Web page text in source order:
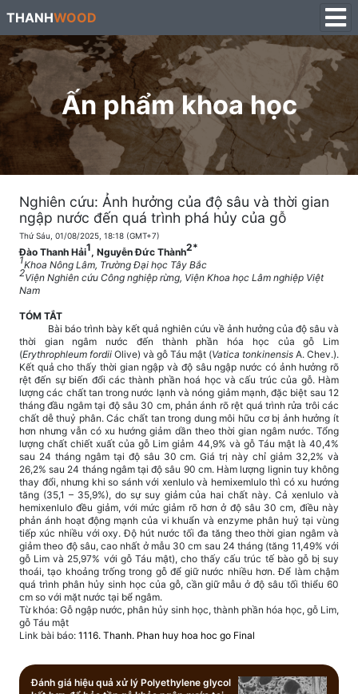
THANHWOOD
Ấn phẩm khoa học
Nghiên cứu: Ảnh hưởng của độ sâu và thời gian
ngập nước đến quá trình phá hủy của gỗ
Thứ Sáu, 01/08/2025, 18:18 (GMT+7)
Đào Thanh Hải1, Nguyễn Đức Thành2*
1Khoa Nông Lâm, Trường Đại học Tây Bắc
2Viện Nghiên cứu Công nghiệp rừng, Viện Khoa học Lâm nghiệp Việt
Nam
TÓM TẮT
Bài báo trình bày kết quả nghiên cứu về ảnh hưởng của độ sâu và
thời gian ngâm nước đến thành phần hóa học của gỗ Lim
(Erythrophleum fordii Olive) và gỗ Táu mật (Vatica tonkinensis A. Chev.).
Kết quả cho thấy thời gian ngập và độ sâu ngập nước có ảnh hưởng rõ
rệt đến sự biến đổi các thành phần hoá học và cấu trúc của gỗ. Hàm
lượng các chất tan trong nước lạnh và nóng giảm mạnh, đặc biệt sau 12
tháng đầu ngâm tại độ sâu 30 cm, phản ánh rõ rệt quá trình rửa trôi các
chất dễ thuỷ phân. Các chất tan trong dung môi hữu cơ bị ảnh hưởng ít
hơn nhưng vẫn có xu hướng giảm dần theo thời gian ngâm nước. Tổng
lượng chất chiết xuất của gỗ Lim giảm 44,9% và gỗ Táu mật là 40,4%
sau 24 tháng ngâm tại độ sâu 30 cm. Giá trị này chỉ giảm 32,2% và
26,2% sau 24 tháng ngâm tại độ sâu 90 cm. Hàm lượng lignin tuy không
thay đổi, nhưng khi so sánh với xenlulo và hemixemlulo thì có xu hướng
tăng (35,1 – 35,9%), do sự suy giảm của hai chất này. Cả xenlulo và
hemixenlulo đều giảm, với mức giảm rõ hơn ở độ sâu 30 cm, điều này
phản ánh hoạt động mạnh của vi khuẩn và enzyme phân huỷ tại vùng
tiếp xúc nhiều với oxy. Độ hút nước tối đa tăng theo thời gian ngâm và
giảm theo độ sâu, cao nhất ở mẫu 30 cm sau 24 tháng (tăng 11,49% với
gỗ Lim và 25,97% với gỗ Táu mật), cho thấy cấu trúc tế bào gỗ bị suy
thoái, tạo khoảng trống trong gỗ để giữ nước nhiều hơn. Để làm chậm
quá trình phân hủy sinh học của gỗ, cần giữ mẫu ở độ sâu tối thiểu 60
cm so với mặt nước tại bể ngâm.
Từ khóa: Gỗ ngập nước, phân hủy sinh học, thành phần hóa học, gỗ Lim,
gỗ Táu mật
Link bài báo: 1116. Thanh. Phan huy hoa hoc go Final
Đánh giá hiệu quả xử lý Polyethylene glycol